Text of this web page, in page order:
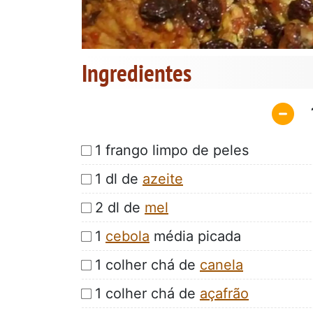
Ingredientes
1 frango limpo de peles
1 dl de azeite
2 dl de mel
1 cebola média picada
1 colher chá de canela
1 colher chá de açafrão